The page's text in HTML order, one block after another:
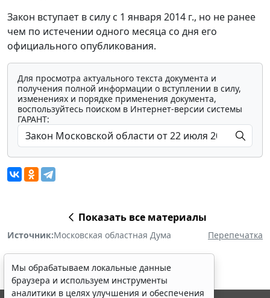
Закон вступает в силу с 1 января 2014 г., но не ранее
чем по истечении одного месяца со дня его
официального опубликования.
Для просмотра актуального текста документа и
получения полной информации о вступлении в силу,
изменениях и порядке применения документа,
воспользуйтесь поиском в Интернет-версии системы
ГАРАНТ:
Показать все материалы
Источник:Московская областная Дума Перепечатка
Мы обрабатываем локальные данные
браузера и используем инструменты
аналитики в целях улучшения и обеспечения